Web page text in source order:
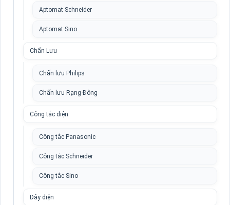
Aptomat Schneider
Aptomat Sino
Chấn Lưu
Chấn lưu Philips
Chấn lưu Rạng Đông
Công tắc điện
Công tắc Panasonic
Công tắc Schneider
Công tắc Sino
Dây điện